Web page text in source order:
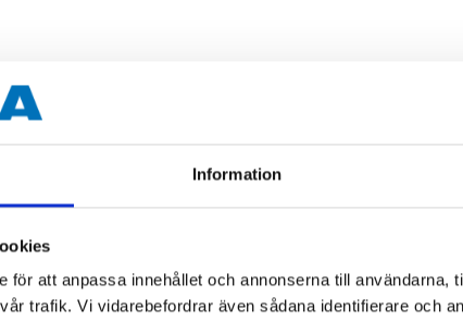
Information
för att anpassa innehållet och annonserna till användarna,
trafik. Vi vidarebefordrar även sådana identifierare och
för att kunna applicera lodräta skikt.
ventilen ren efter användning.